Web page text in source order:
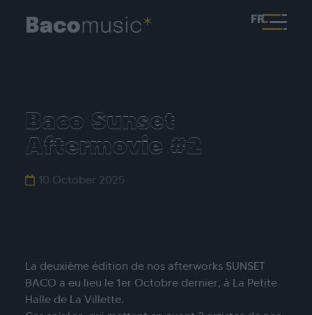
FR
Baco Sunset
Aftermovie #2
10 October 2025
La deuxième édition de nos afterworks SUNSET
BACO a eu lieu le 1er Octobre dernier, à La Petite
Halle de La Villette.